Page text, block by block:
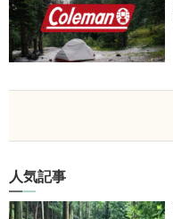
人気記事